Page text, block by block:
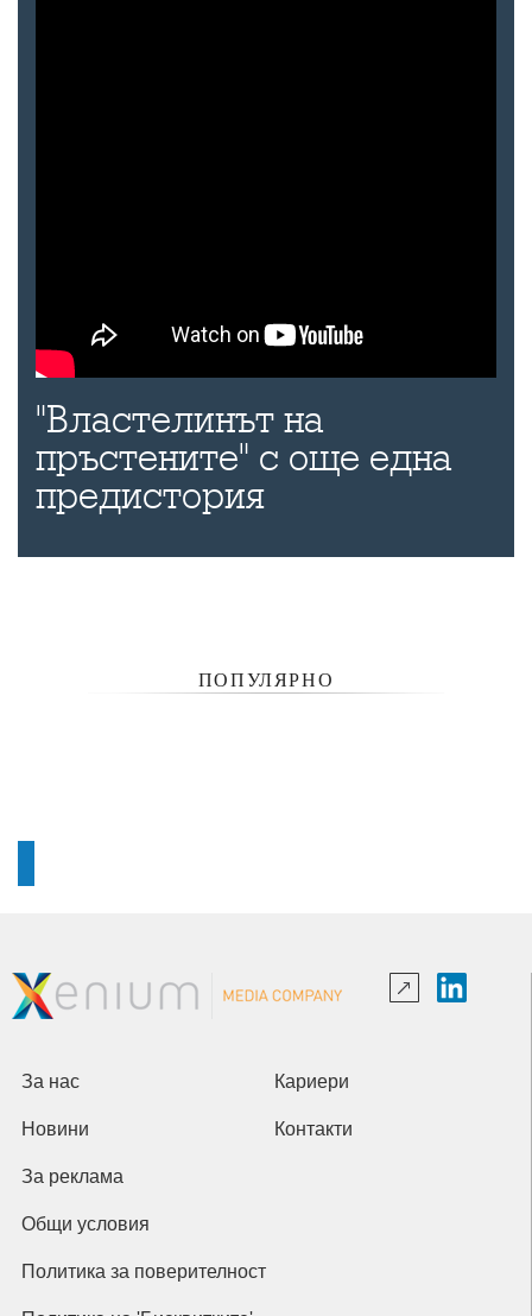
"Властелинът на
пръстените" с още една
предистория
ПОПУЛЯРНО
За нас Кариери
Новини Контакти
За реклама
Общи условия
Политика за поверителност